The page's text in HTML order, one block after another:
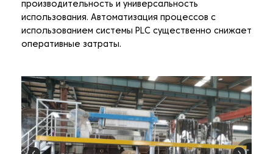
производительность и универсальность
использования. Автоматизация процессов с
использованием системы PLC существенно снижает
оперативные затраты.